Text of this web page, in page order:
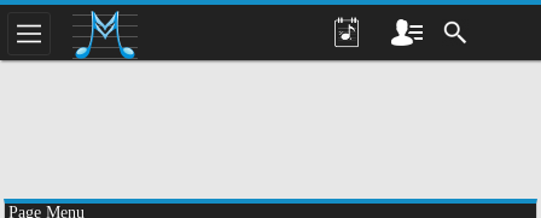
Page Menu